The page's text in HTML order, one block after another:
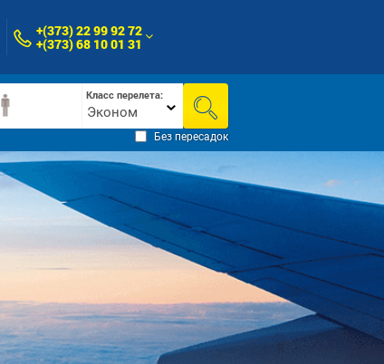
+(373) 22 99 92 72
+(373) 68 10 01 31
Класс перелета:
Эконом
Без пересадок